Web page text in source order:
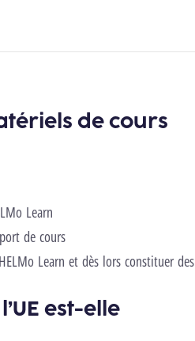
de cours
Learn
de cours
Learn et dès lors constituer des
est-elle